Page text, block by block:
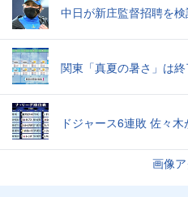
中日が新庄監督招聘を
関東「真夏の暑さ」は
ドジャース6連敗 佐々木
画像